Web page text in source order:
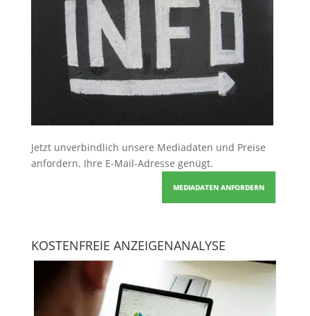
Jetzt unverbindlich unsere Mediadaten und Preise
anfordern. Ihre E-Mail-Adresse genügt.
MEDIADATEN ANFORDERN
KOSTENFREIE ANZEIGENANALYSE